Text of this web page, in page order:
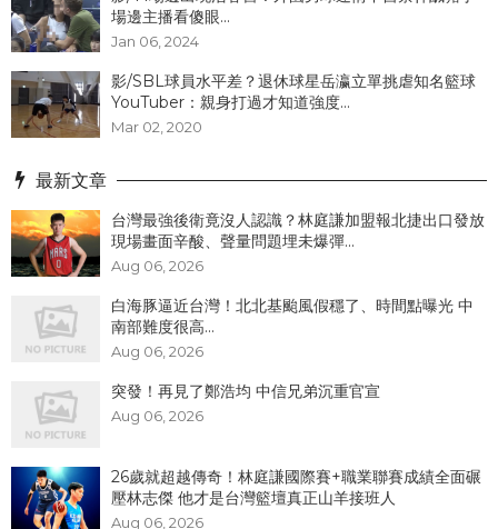
場邊主播看傻眼...
Jan 06, 2024
影/SBL球員水平差？退休球星岳瀛立單挑虐知名籃球
YouTuber：親身打過才知道強度...
Mar 02, 2020
最新文章
台灣最強後衛竟沒人認識？林庭謙加盟報北捷出口發放
現場畫面辛酸、聲量問題埋未爆彈...
Aug 06, 2026
白海豚逼近台灣！北北基颱風假穩了、時間點曝光 中
南部難度很高...
Aug 06, 2026
突發！再見了鄭浩均 中信兄弟沉重官宣
Aug 06, 2026
26歲就超越傳奇！林庭謙國際賽+職業聯賽成績全面碾
壓林志傑 他才是台灣籃壇真正山羊接班人
Aug 06, 2026